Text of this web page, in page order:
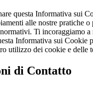
questa Informativa sui
alle nostre pratiche
Ti incoraggiamo a
Informativa sui Cookie
utilizzo dei cookie e delle
di Contatto